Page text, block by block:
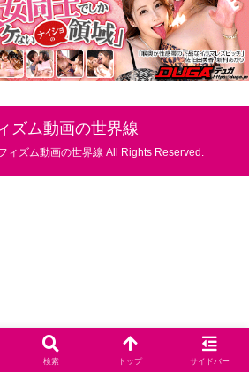
ズム動画の世界線
ィズム動画の世界線 All Rights Reserved.
検索 トップ サイドバー